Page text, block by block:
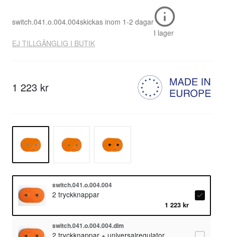
switch.041.o.004.004skickas inom 1-2 dagar
I lager
EJ TILLGÄNGLIG I BUTIK
1 223 kr
switch.041.o.004.004
2 tryckknappar
1 223 kr
switch.041.o.004.004.dim
2 tryckknappar + universalregulator